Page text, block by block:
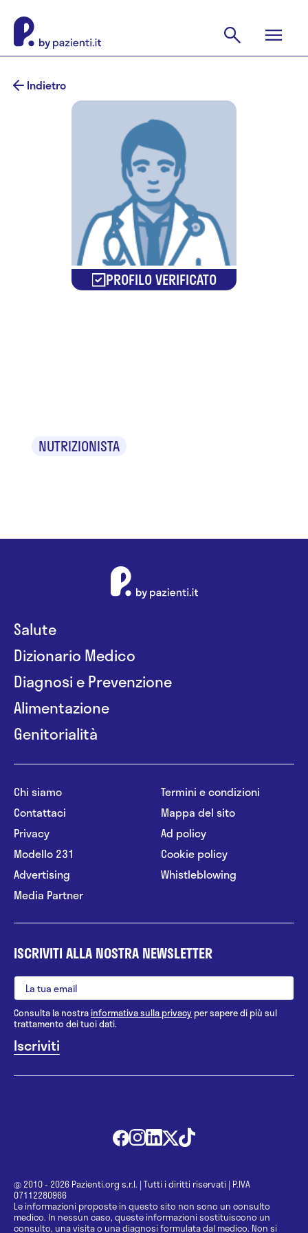
Indietro
PROFILO VERIFICATO
NUTRIZIONISTA
Salute
Dizionario Medico
Diagnosi e Prevenzione
Alimentazione
Genitorialità
Chi siamo
Contattaci
Privacy
Modello 231
Advertising
Media Partner
Termini e condizioni
Mappa del sito
Ad policy
Cookie policy
Whistleblowing
ISCRIVITI ALLA NOSTRA NEWSLETTER
Consulta la nostrainformativa sulla privacy per sapere di più sul
trattamento dei tuoi dati.
@ 2010 - 2026 Pazienti.org s.r.l. | Tutti i diritti riservati | P.IVA
07112280966
Le informazioni proposte in questo sito non sono un consulto
medico. In nessun caso, queste informazioni sostituiscono un
consulto, una visita o una diagnosi formulata dal medico. Non si